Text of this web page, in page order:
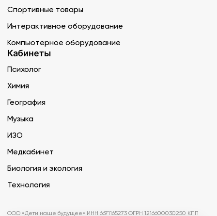
Спортивные товары
Интерактивное оборудование
Компьютерное оборудование
Кабинеты
Психолог
Химия
География
Музыка
ИЗО
Медкабинет
Биология и экология
Технология
ООО «Дети наше будущее» ИНН 6671165273 ОГРН 1216600030250 КПП